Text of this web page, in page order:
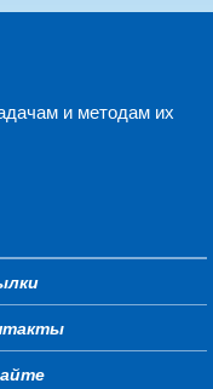
и методам их
menu